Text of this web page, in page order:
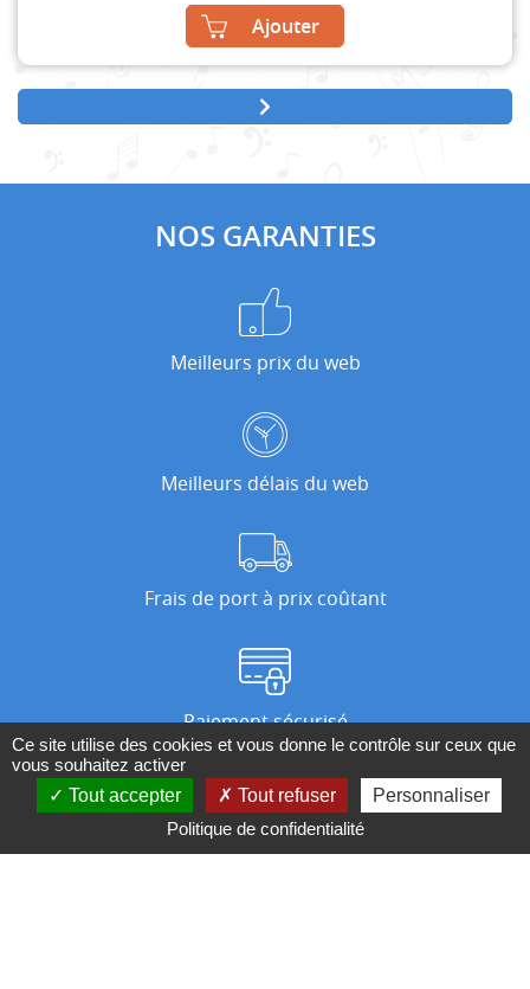
Ajouter
NOS GARANTIES
Meilleurs prix du web
Meilleurs délais du web
Frais de port à prix coûtant
Paiement sécurisé
Nos magasins
Ce site utilise des cookies et vous donne le contrôle sur ceux que
vous souhaitez activer
Tout accepter
Tout refuser
Personnaliser
Politique de confidentialité